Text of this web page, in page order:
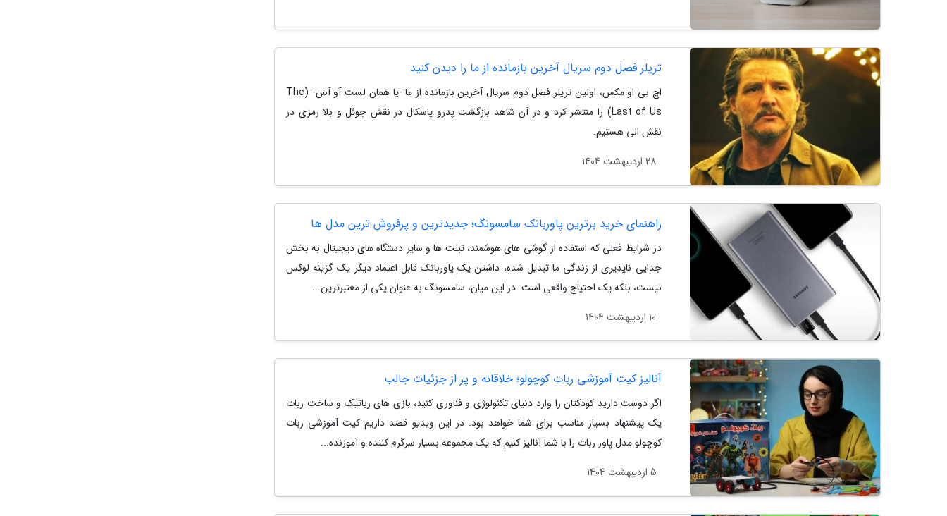
تریلر فصل دوم سریال آخرین بازمانده از ما را دیدن کنید
اچ بی او مکس، اولین تریلر فصل دوم سریال آخرین بازمانده از ما -یا همان لست آو آس- (The
Last of Us) را منتشر کرد و در آن شاهد بازگشت پدرو پاسکال در نقش جوئل و بلا رمزی در
نقش الی هستیم.
28 اردیبهشت 1404
راهنمای خرید برترین پاوربانک سامسونگ؛ جدیدترین و پرفروش ترین مدل ها
در شرایط فعلی که استفاده از گوشی های هوشمند، تبلت ها و سایر دستگاه های دیجیتال به بخش
جدایی ناپذیری از زندگی ما تبدیل شده، داشتن یک پاوربانک قابل اعتماد دیگر یک گزینه لوکس
نیست، بلکه یک احتیاج واقعی است. در این میان، سامسونگ به عنوان یکی از معتبرترین...
10 اردیبهشت 1404
آنالیز کیت آموزشی ربات کوچولو؛ خلاقانه و پر از جزئیات جالب
اگر دوست دارید کودکتان را وارد دنیای تکنولوژی و فناوری کنید، بازی های رباتیک و ساخت ربات
یک پیشنهاد بسیار مناسب برای شما خواهد بود. در این ویدیو قصد داریم کیت آموزشی ربات
کوچولو مدل پاور ربات را با شما آنالیز کنیم که یک مجموعه بسیار سرگرم کننده و آموزنده...
5 اردیبهشت 1404